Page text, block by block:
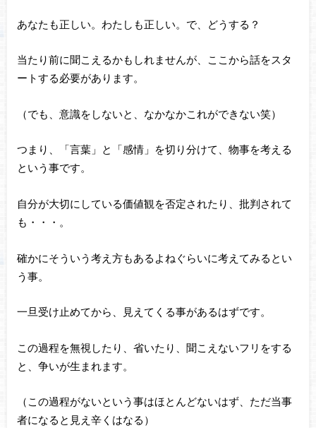
あなたも正しい。わたしも正しい。で、どうする？
当たり前に聞こえるかもしれませんが、ここから話をスタ
ートする必要があります。
（でも、意識をしないと、なかなかこれができない笑）
つまり、「言葉」と「感情」を切り分けて、物事を考える
という事です。
自分が大切にしている価値観を否定されたり、批判されて
も・・・。
確かにそういう考え方もあるよねぐらいに考えてみるとい
う事。
一旦受け止めてから、見えてくる事があるはずです。
この過程を無視したり、省いたり、聞こえないフリをする
と、争いが生まれます。
（この過程がないという事はほとんどないはず、ただ当事
者になると見え辛くはなる）